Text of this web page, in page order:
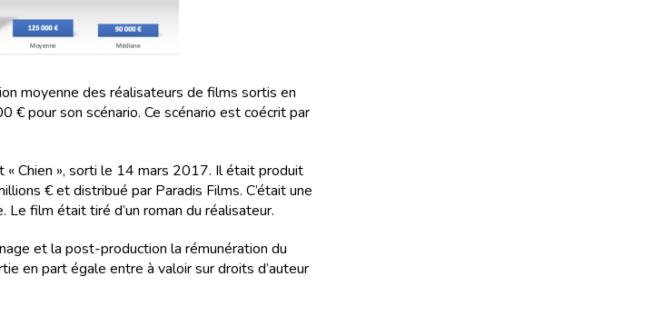
moyenne des réalisateurs de films sortis en
€ pour son scénario. Ce scénario est coécrit par
Chien », sorti le 14 mars 2017. Il était produit
€ et distribué par Paradis Films. C’était une
film était tiré d’un roman du réalisateur.
et la post-production la rémunération du
en part égale entre à valoir sur droits d’auteur